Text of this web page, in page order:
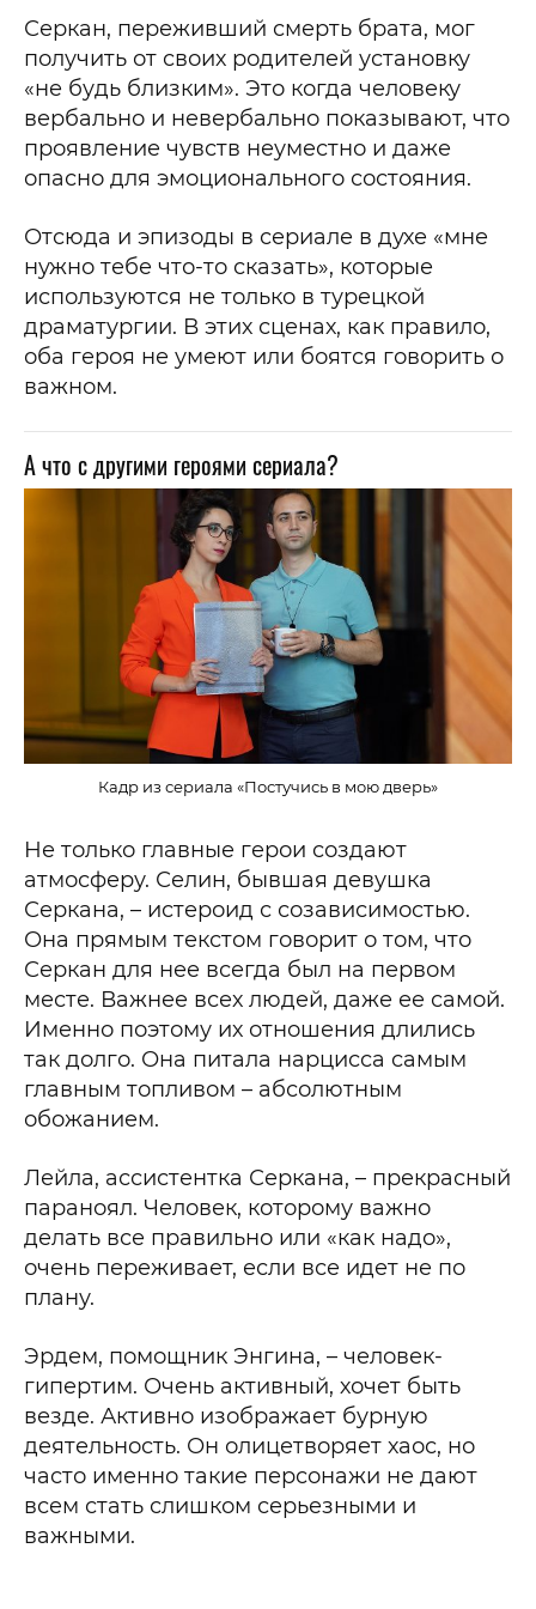
Серкан, переживший смерть брата, мог
получить от своих родителей установку
«не будь близким». Это когда человеку
вербально и невербально показывают, что
проявление чувств неуместно и даже
опасно для эмоционального состояния.
Отсюда и эпизоды в сериале в духе «мне
нужно тебе что-то сказать», которые
используются не только в турецкой
драматургии. В этих сценах, как правило,
оба героя не умеют или боятся говорить о
важном.
А что с другими героями сериала?
Кадр из сериала «Постучись в мою дверь»
Не только главные герои создают
атмосферу. Селин, бывшая девушка
Серкана, – истероид с созависимостью.
Она прямым текстом говорит о том, что
Серкан для нее всегда был на первом
месте. Важнее всех людей, даже ее самой.
Именно поэтому их отношения длились
так долго. Она питала нарцисса самым
главным топливом – абсолютным
обожанием.
Лейла, ассистентка Серкана, – прекрасный
параноял. Человек, которому важно
делать все правильно или «как надо»,
очень переживает, если все идет не по
плану.
Эрдем, помощник Энгина, – человек-
гипертим. Очень активный, хочет быть
везде. Активно изображает бурную
деятельность. Он олицетворяет хаос, но
часто именно такие персонажи не дают
всем стать слишком серьезными и
важными.